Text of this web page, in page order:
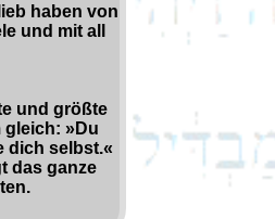
haben von
und mit all
und größte
gleich: »Du
dich selbst.«
das ganze